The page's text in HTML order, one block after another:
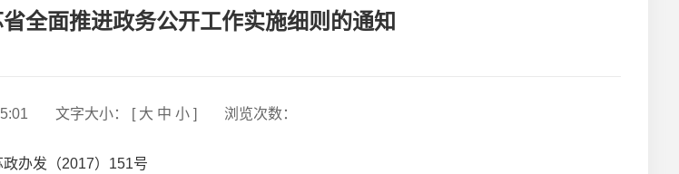
全面推进政务公开工作实施细则的通知
文字大小： [ 大 中 小] 浏览次数：
政办发（2017）151号